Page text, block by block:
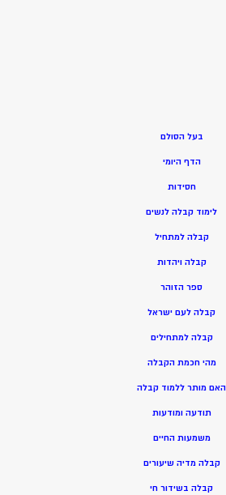
בעל הסולם
הדף היומי
חסידות
לימוד קבלה לנשים
קבלה למתחיל
קבלה ויהדות
ספר הזוהר
קבלה לעם ישראל
קבלה למתחילים
מהי חכמת הקבלה
האם מותר ללמוד קבלה
תודעה ומודעות
משמעות החיים
קבלה מדיה שיעורים
קבלה בשידור חי